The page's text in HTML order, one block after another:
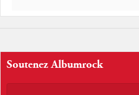
Soutenez Albumrock